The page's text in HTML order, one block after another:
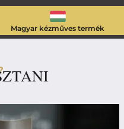
Magyar kézműves termék